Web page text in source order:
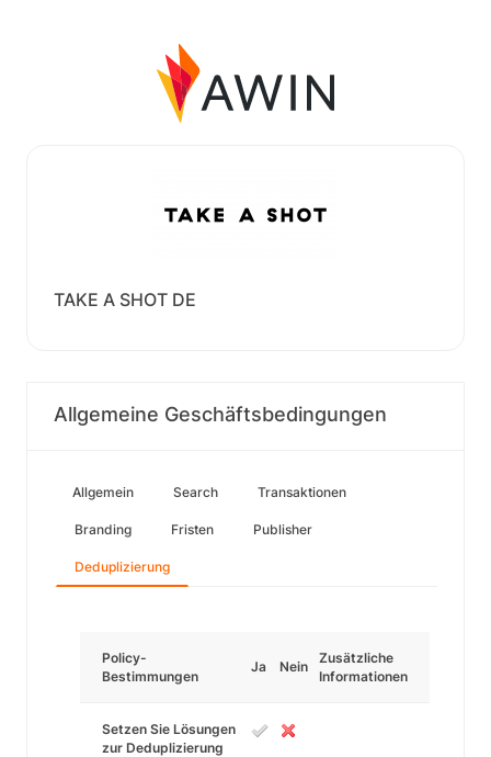
TAKE A SHOT DE
Allgemeine Geschäftsbedingungen
Allgemein Search Transaktionen
Branding Fristen Publisher
Deduplizierung
Policy-
Bestimmungen
Ja Nein
Zusätzliche
Informationen
Setzen Sie Lösungen
zur Deduplizierung